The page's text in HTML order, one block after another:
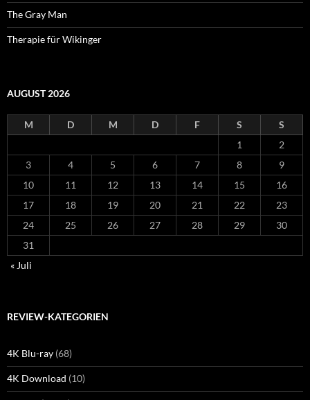
The Gray Man
Therapie für Wikinger
AUGUST 2026
M D M D F S
S
1
2
3
4 5 6 7 8
9
10
11 12 13 14 15
16
17
18 19 20 21 22
23
24
25 26 27 28 29
30
31
« Juli
REVIEW-KATEGORIEN
4K Blu-ray (68)
4K Download (10)